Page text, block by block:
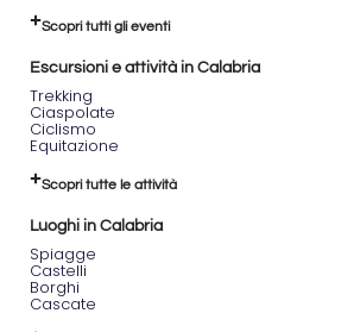
Scopri tutti gli eventi
Escursioni e attività in Calabria
Trekking
Ciaspolate
Ciclismo
Equitazione
Scopri tutte le attività
Luoghi in Calabria
Spiagge
Castelli
Borghi
Cascate